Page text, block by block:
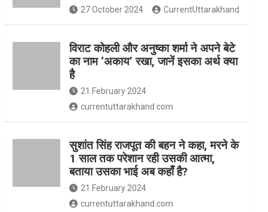
27 October 2024 CurrentUttarakhand
विराट कोहली और अनुष्का शर्मा ने अपने बेटे
का नाम ‘अकाय’ रखा, जानें इसका अर्थ क्‍या
है
21 February 2024
currentuttarakhand.com
सुशांत सिंह राजपूत की बहन ने कहा, मरने के
1 साल तक परेशान रही उसकी आत्मा,
बताया उसका भाई अब कहाँ है?
21 February 2024
currentuttarakhand.com